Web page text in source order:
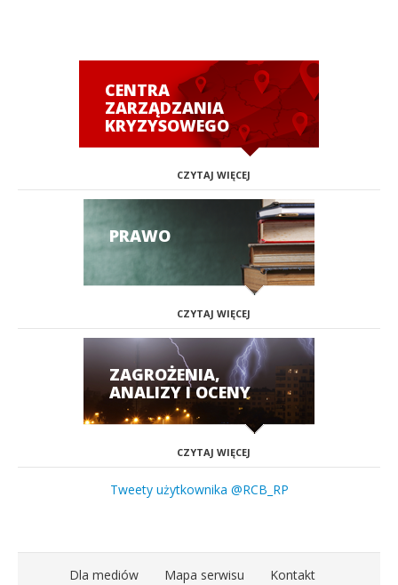
CENTRA
ZARZĄDZANIA
KRYZYSOWEGO
CZYTAJ WIĘCEJ
PRAWO
CZYTAJ WIĘCEJ
ZAGROŻENIA,
ANALIZY I OCENY
CZYTAJ WIĘCEJ
Tweety użytkownika @RCB_RP
Dla mediów Mapa serwisu Kontakt